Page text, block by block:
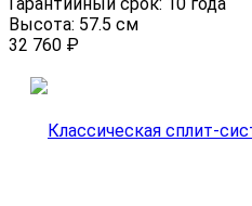
Высота: 57.5 см
32 760 ₽